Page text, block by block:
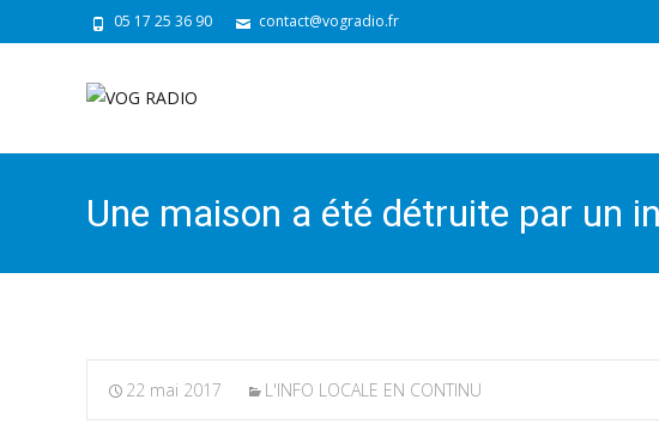
05 17 25 36 90 contact@vogradio.fr
Une maison a été détruite par un
22 mai 2017 L'INFO LOCALE EN CONTINU